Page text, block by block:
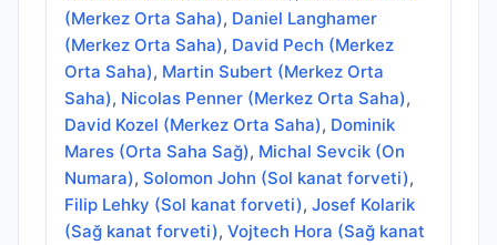
(Merkez Orta Saha), Daniel Langhamer
(Merkez Orta Saha), David Pech (Merkez
Orta Saha), Martin Subert (Merkez Orta
Saha), Nicolas Penner (Merkez Orta Saha),
David Kozel (Merkez Orta Saha), Dominik
Mares (Orta Saha Sağ), Michal Sevcik (On
Numara), Solomon John (Sol kanat forveti),
Filip Lehky (Sol kanat forveti), Josef Kolarik
(Sağ kanat forveti), Vojtech Hora (Sağ kanat